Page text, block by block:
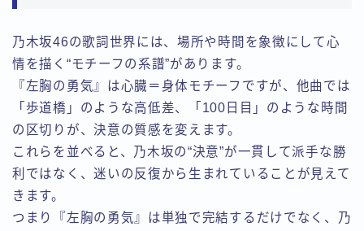
乃木坂46の歌詞世界には、場所や時間を象徴にして心
情を描く“モチーフの系譜”があります。
『左胸の勇気』は心臓＝身体モチーフですが、他曲では
「歩道橋」のような高低差、「100日目」のような時間
の区切りが、決意の質感を変えます。
これらを並べると、乃木坂の“決意”が一貫して派手な勝
利ではなく、迷いの反復から生まれていることが見えて
きます。
つまり『左胸の勇気』は単独で完結するだけでなく、乃